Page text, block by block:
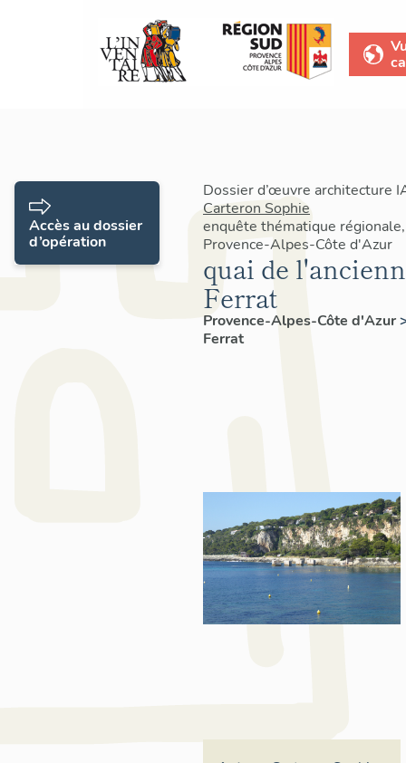
Dossier d’œuvre architecture
Carteron Sophie
enquête thématique
Provence-Alpes-Côte d'Azur
quai de
Ferrat
Provence-Alpes-Côte d'Azur
Ferrat
Accès au dossier
d’opération